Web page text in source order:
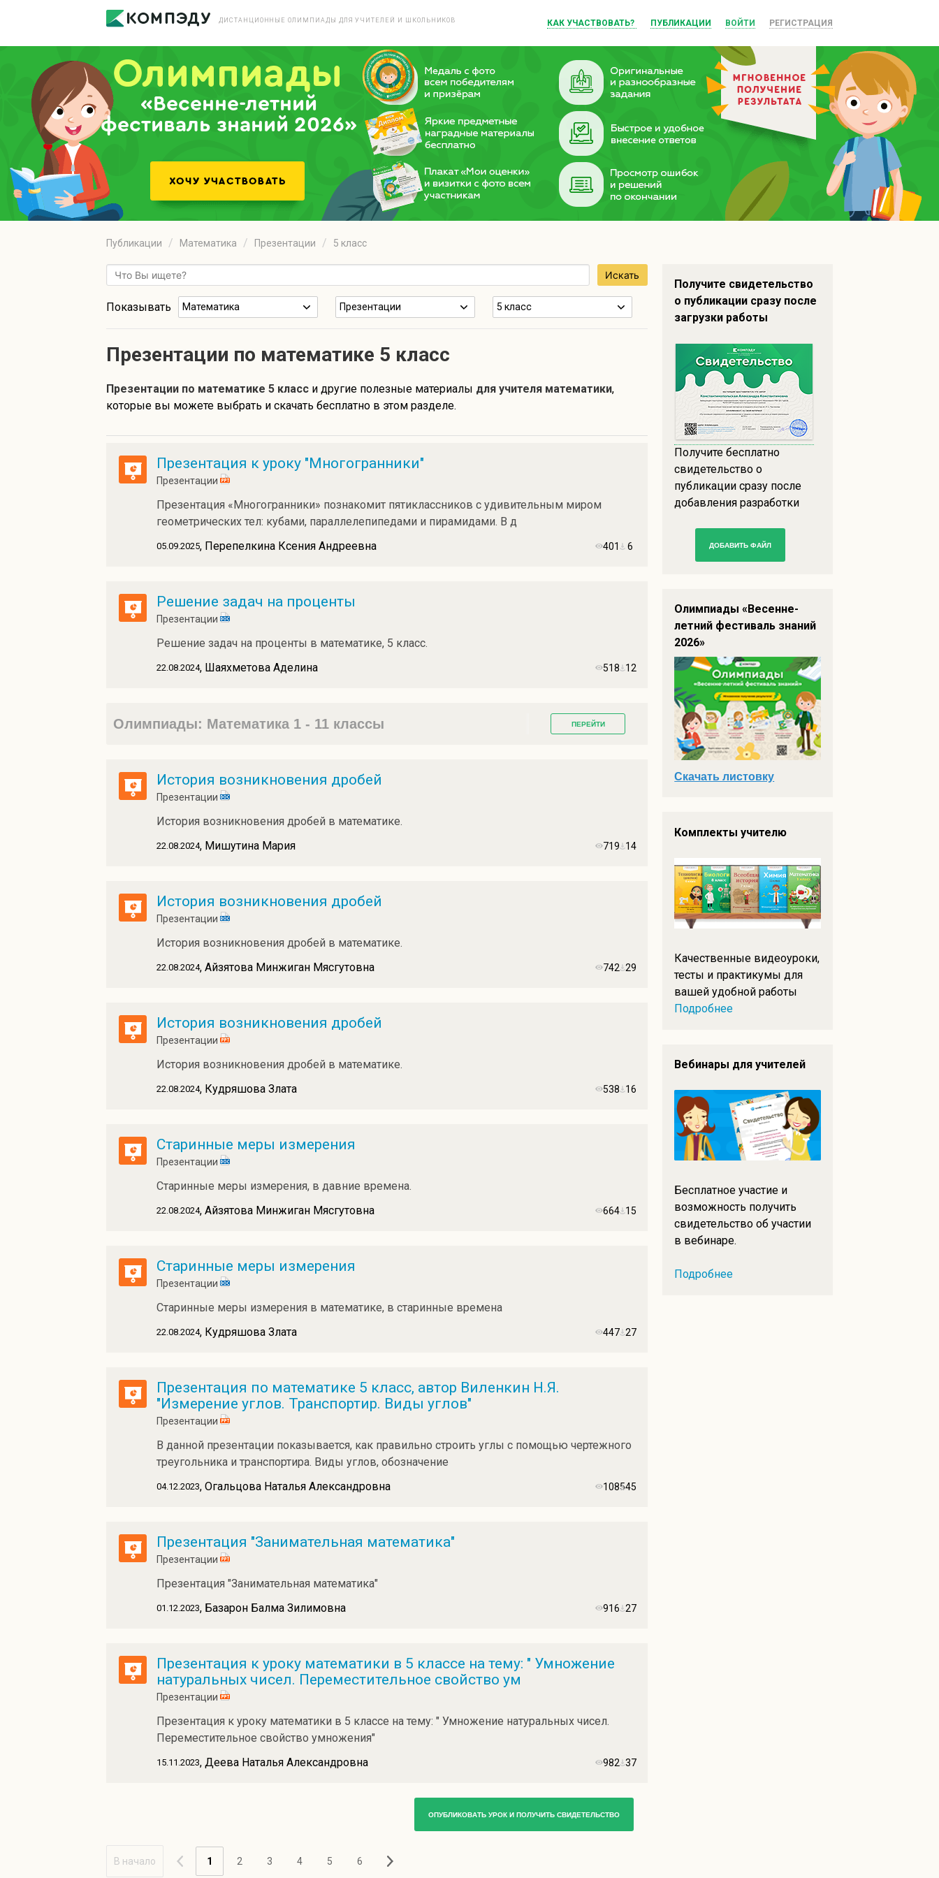
ДИСТАНЦИОННЫЕ ОЛИМПИАДЫ ДЛЯ УЧИТЕЛЕЙ И ШКОЛЬНИКОВ КАК УЧАСТВОВАТЬ? ПУБЛИКАЦИИ ВОЙТИ РЕГИСТРАЦИЯ
«Весенне-летний
фестиваль знаний 2026»
Публикации Математика Презентации 5 класс
Искать
Показывать Математика Презентации 5 класс
Презентации по математике 5 класс
Презентации по математике 5 класс и другие полезные материалы для учителя математики,
которые вы можете выбрать и скачать бесплатно в этом разделе.
Презентация к уроку "Многогранники"
Презентации
Презентация «Многогранники» познакомит пятиклассников с удивительным миром
геометрических тел: кубами, параллелепипедами и пирамидами. В д
05.09.2025, Перепелкина Ксения Андреевна 401 6
Решение задач на проценты
Презентации
Решение задач на проценты в математике, 5 класс.
22.08.2024, Шаяхметова Аделина 518 12
Олимпиады: Математика 1 - 11 классы ПЕРЕЙТИ
История возникновения дробей
Презентации
История возникновения дробей в математике.
22.08.2024, Мишутина Мария 719 14
История возникновения дробей
Презентации
История возникновения дробей в математике.
22.08.2024, Айзятова Минжиган Мясгутовна 742 29
История возникновения дробей
Презентации
История возникновения дробей в математике.
22.08.2024, Кудряшова Злата 538 16
Старинные меры измерения
Презентации
Старинные меры измерения, в давние времена.
22.08.2024, Айзятова Минжиган Мясгутовна 664 15
Старинные меры измерения
Презентации
Старинные меры измерения в математике, в старинные времена
22.08.2024, Кудряшова Злата 447 27
Презентация по математике 5 класс, автор Виленкин Н.Я.
"Измерение углов. Транспортир. Виды углов"
Презентации
В данной презентации показывается, как правильно строить углы с помощью чертежного
треугольника и транспортира. Виды углов, обозначение
04.12.2023, Огальцова Наталья Александровна 108545
Презентация "Занимательная математика"
Презентации
Презентация "Занимательная математика"
01.12.2023, Базарон Балма Зилимовна 916 27
Презентация к уроку математики в 5 классе на тему: " Умножение
натуральных чисел. Переместительное свойство ум
Презентации
Презентация к уроку математики в 5 классе на тему: " Умножение натуральных чисел.
Переместительное свойство умножения"
15.11.2023, Деева Наталья Александровна 982 37
ОПУБЛИКОВАТЬ УРОК И ПОЛУЧИТЬ СВИДЕТЕЛЬСТВО
В начало 1 2 3 4 5 6
Получите свидетельство
о публикации сразу после
загрузки работы
Получите бесплатно
свидетельство о
публикации сразу после
добавления разработки
ДОБАВИТЬ ФАЙЛ
Олимпиады «Весенне-
летний фестиваль знаний
2026»
Скачать листовку
Комплекты учителю
Качественные видеоуроки,
тесты и практикумы для
вашей удобной работы
Подробнее
Вебинары для учителей
Бесплатное участие и
возможность получить
свидетельство об участии
в вебинаре.
Подробнее